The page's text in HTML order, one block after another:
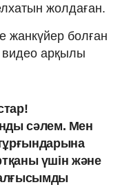
жолдаған.
жанкүйер болған
видео арқылы
сәлем. Мен
үшін және